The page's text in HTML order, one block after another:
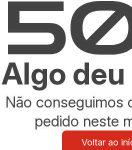
Algo
Não conseguimos
pedido neste
Voltar ao